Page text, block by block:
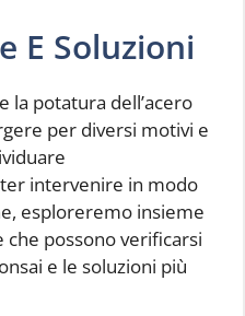
E Soluzioni
la potatura dell’acero
per diversi motivi e
intervenire in modo
esploreremo insieme
possono verificarsi
e le soluzioni più